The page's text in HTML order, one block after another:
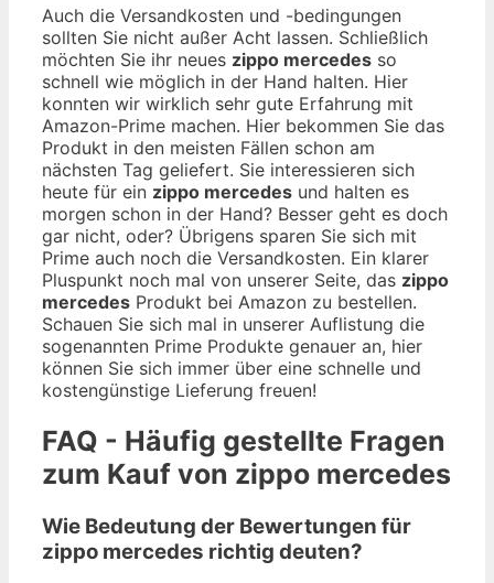
Auch die Versandkosten und -bedingungen
sollten Sie nicht außer Acht lassen. Schließlich
möchten Sie ihr neues zippo mercedes so
schnell wie möglich in der Hand halten. Hier
konnten wir wirklich sehr gute Erfahrung mit
Amazon-Prime machen. Hier bekommen Sie das
Produkt in den meisten Fällen schon am
nächsten Tag geliefert. Sie interessieren sich
heute für ein zippo mercedes und halten es
morgen schon in der Hand? Besser geht es doch
gar nicht, oder? Übrigens sparen Sie sich mit
Prime auch noch die Versandkosten. Ein klarer
Pluspunkt noch mal von unserer Seite, das zippo
mercedes Produkt bei Amazon zu bestellen.
Schauen Sie sich mal in unserer Auflistung die
sogenannten Prime Produkte genauer an, hier
können Sie sich immer über eine schnelle und
kostengünstige Lieferung freuen!
FAQ - Häufig gestellte Fragen
zum Kauf von zippo mercedes
Wie Bedeutung der Bewertungen für
zippo mercedes richtig deuten?